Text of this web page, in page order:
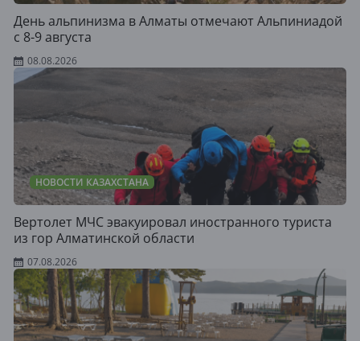
День альпинизма в Алматы отмечают Альпиниадой
с 8-9 августа
08.08.2026
НОВОСТИ КАЗАХСТАНА
Вертолет МЧС эвакуировал иностранного туриста
из гор Алматинской области
07.08.2026